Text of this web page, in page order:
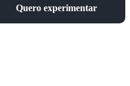
Quero experimentar